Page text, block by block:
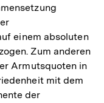
einem absoluten
Zum anderen
Armutsquoten in
mit dem
der